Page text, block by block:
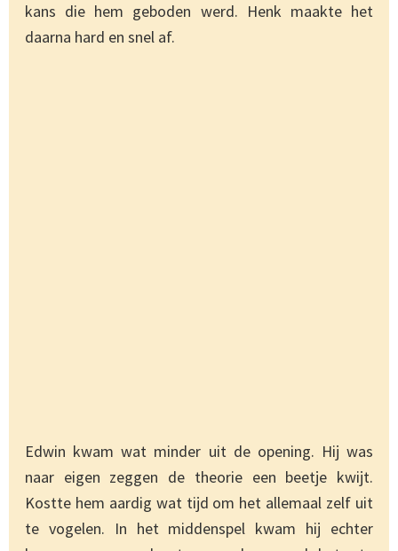
kans die hem geboden werd. Henk maakte het
daarna hard en snel af.
Edwin kwam wat minder uit de opening. Hij was
naar eigen zeggen de theorie een beetje kwijt.
Kostte hem aardig wat tijd om het allemaal zelf uit
te vogelen. In het middenspel kwam hij echter